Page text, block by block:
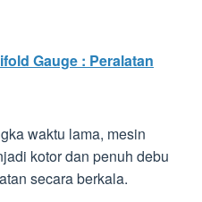
Gauge : Peralatan
waktu lama, mesin
kotor dan penuh debu
secara berkala.